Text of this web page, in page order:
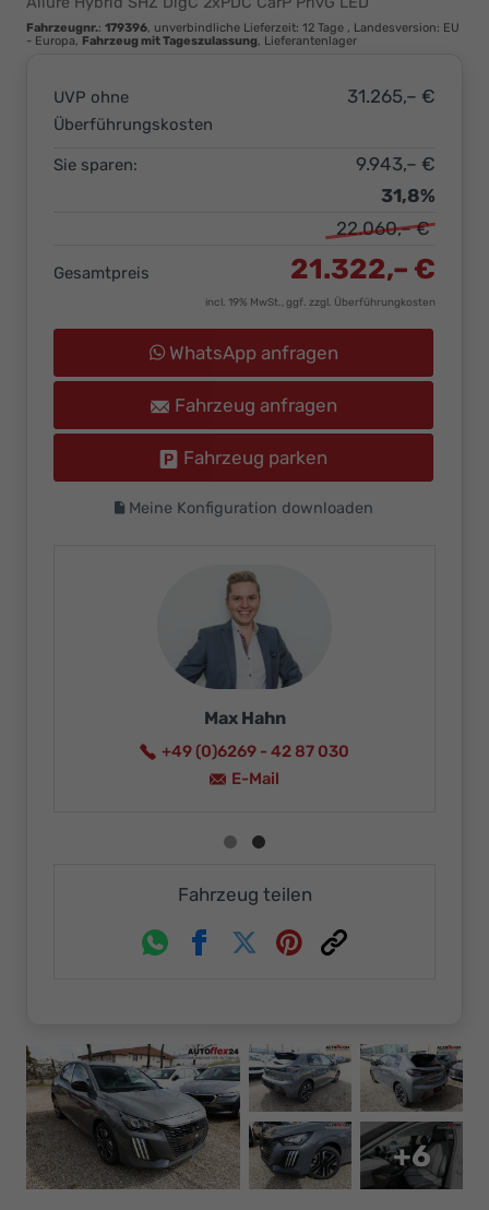
Ihr
Innovatives
Fahrzeugnr.: 179396 , unverbindliche Lieferzeit: 12 Tage , Landesversion: EU
- Europa, Fahrzeug mit Tageszulassung , Lieferantenlager
UVP ohne
Überführungskosten
31.265,– €
Sie sparen:
9.943,– €
31,8%
22.060,– €
Gesamtpreis 21.322,– €
incl. 19% MwSt., ggf. zzgl. Überführungkosten
WhatsApp anfragen
Fahrzeug anfragen
Fahrzeug parken
Meine Konfiguration downloaden
Max Hahn
+49 (0)6269 - 42 87 030
E-Mail
Fahrzeug teilen
WhatsappFacebookTwitterPinterest
Link
+6